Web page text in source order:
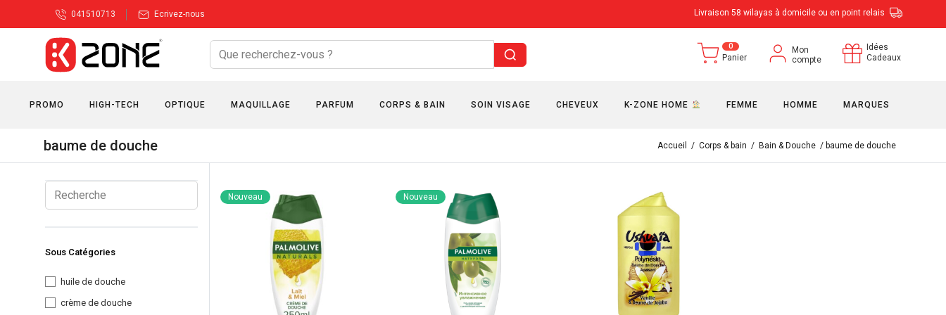
041510713 Ecrivez-nous Livraison 58 wilayas à domicile ou en point relais
0
Panier
Mon
compte
Idées
Cadeaux
PROMO HIGH-TECH OPTIQUE MAQUILLAGE PARFUM CORPS & BAIN SOIN VISAGE CHEVEUX K-ZONE HOME FEMME HOMME MARQUES
baume de douche Accueil / Corps & bain / Bain & Douche / baume de douche
Sous Catégories
huile de douche
crème de douche
Nouveau Nouveau